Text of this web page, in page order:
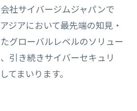
社サイバージムジャパンで
ジアにおいて最先端の知見・
グローバルレベルのソリュー
引き続きサイバーセキュリ
てまいります。